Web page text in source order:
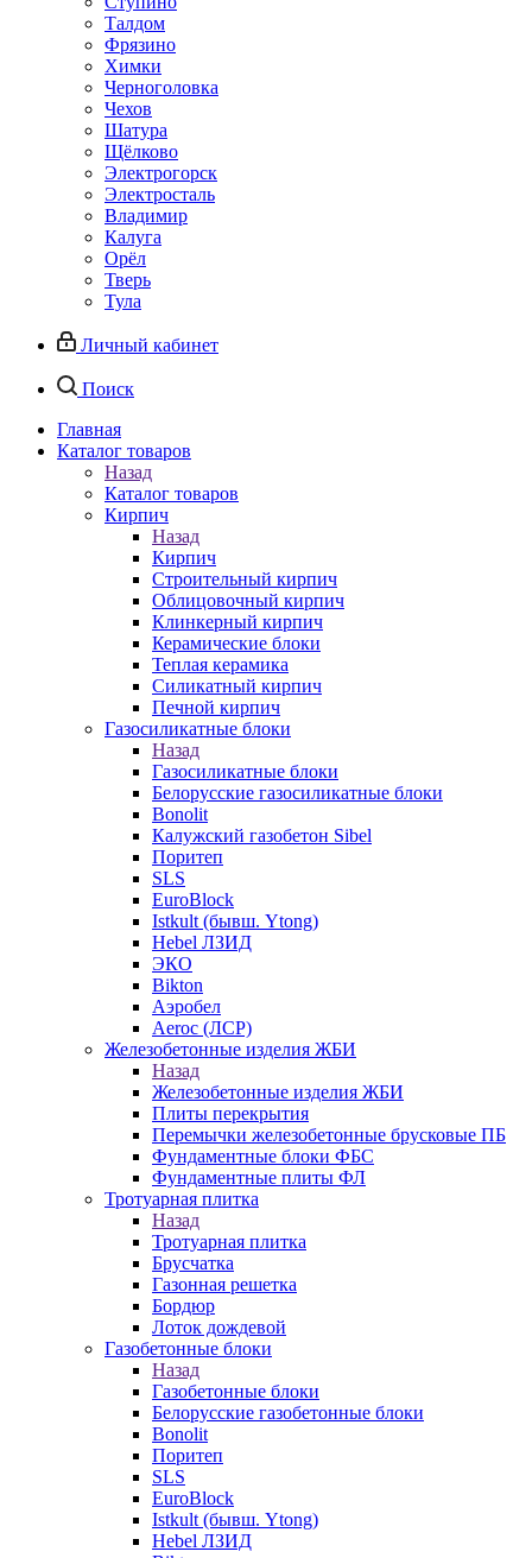
Талдом
Фрязино
Химки
Черноголовка
Чехов
Шатура
Щёлково
Электрогорск
Электросталь
Владимир
Калуга
Орёл
Тверь
Тула
Личный кабинет
Поиск
Главная
Каталог товаров
Назад
Каталог товаров
Кирпич
Назад
Кирпич
Строительный кирпич
Облицовочный кирпич
Клинкерный кирпич
Керамические блоки
Теплая керамика
Силикатный кирпич
Печной кирпич
Газосиликатные блоки
Назад
Газосиликатные блоки
Белорусские газосиликатные блоки
Bonolit
Калужский газобетон Sibel
Поритеп
SLS
EuroBlock
Istkult (бывш. Ytong)
Hebel ЛЗИД
ЭКО
Bikton
Аэробел
Aeroc (ЛСР)
Железобетонные изделия ЖБИ
Назад
Железобетонные изделия ЖБИ
Плиты перекрытия
Перемычки железобетонные брусковые ПБ
Фундаментные блоки ФБС
Фундаментные плиты ФЛ
Тротуарная плитка
Назад
Тротуарная плитка
Брусчатка
Газонная решетка
Бордюр
Лоток дождевой
Газобетонные блоки
Назад
Газобетонные блоки
Белорусские газобетонные блоки
Bonolit
Поритеп
SLS
EuroBlock
Istkult (бывш. Ytong)
Hebel ЛЗИД